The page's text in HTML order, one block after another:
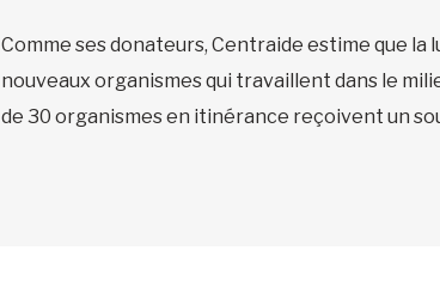
Comme ses donateurs, Centraide estime que
nouveaux organismes qui travaillent dans le
de 30 organismes en itinérance reçoivent un